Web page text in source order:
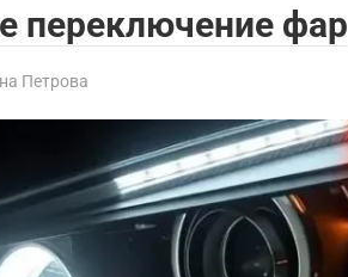
переключение фар
Петрова